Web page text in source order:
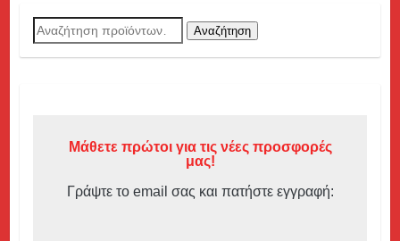
Αναζήτηση
για:
Αναζήτηση
Μάθετε πρώτοι για τις νέες προσφορές
μας!
Γράψτε το email σας και πατήστε εγγραφή: